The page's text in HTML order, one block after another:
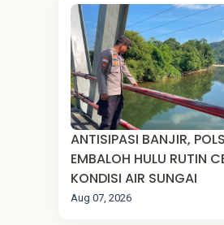
ANTISIPASI BANJIR,
EMBALOH HULU RUTIN
KONDISI AIR SUNGAI
Aug 07, 2026